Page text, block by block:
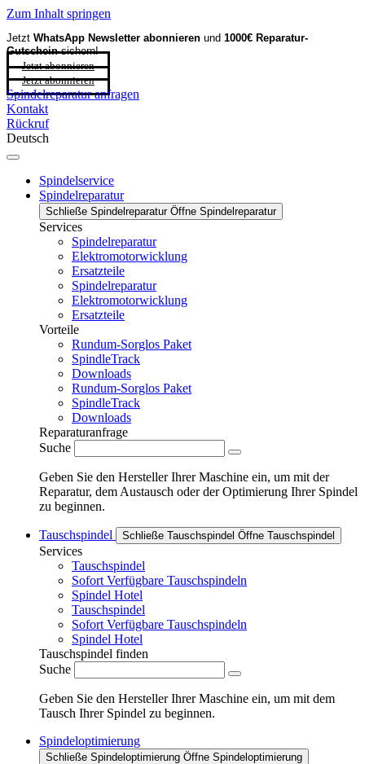
Zum Inhalt springen
Jetzt WhatsApp Newsletter abonnieren und 1000€ Reparatur-
Gutscheinsichern!
Jetzt abonnieren
Jetzt abonnieren
Spindelreparatur anfragen
Kontakt
Rückruf
Deutsch
Spindelservice
Spindelreparatur
Schließe Spindelreparatur Öffne Spindelreparatur
Services
Spindelreparatur
Elektromotorwicklung
Ersatzteile
Spindelreparatur
Elektromotorwicklung
Ersatzteile
Vorteile
Rundum-Sorglos Paket
SpindleTrack
Downloads
Rundum-Sorglos Paket
SpindleTrack
Downloads
Reparaturanfrage
Suche
Geben Sie den Hersteller Ihrer Maschine ein, um mit der
Reparatur, dem Austausch oder der Optimierung Ihrer Spindel
zu beginnen.
Tauschspindel Schließe Tauschspindel Öffne Tauschspindel
Services
Tauschspindel
Sofort Verfügbare Tauschspindeln
Spindel Hotel
Tauschspindel
Sofort Verfügbare Tauschspindeln
Spindel Hotel
Tauschspindel finden
Suche
Geben Sie den Hersteller Ihrer Maschine ein, um mit dem
Tausch Ihrer Spindel zu beginnen.
Spindeloptimierung
Schließe Spindeloptimierung Öffne Spindeloptimierung